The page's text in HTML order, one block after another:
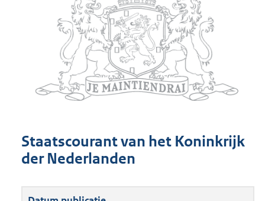
Staatscourant van het Koninkrijk
der Nederlanden